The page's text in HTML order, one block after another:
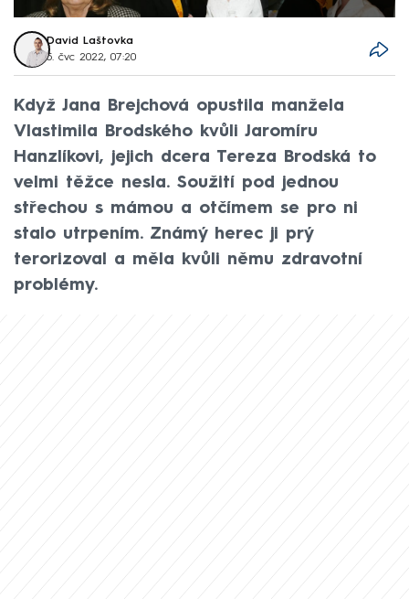
David Laštovka
5. čvc 2022, 07:20
Když Jana Brejchová opustila manžela
Vlastimila Brodského kvůli Jaromíru
Hanzlíkovi, jejich dcera Tereza Brodská to
velmi těžce nesla. Soužití pod jednou
střechou s mámou a otčímem se pro ni
stalo utrpením. Známý herec ji prý
terorizoval a měla kvůli němu zdravotní
problémy.